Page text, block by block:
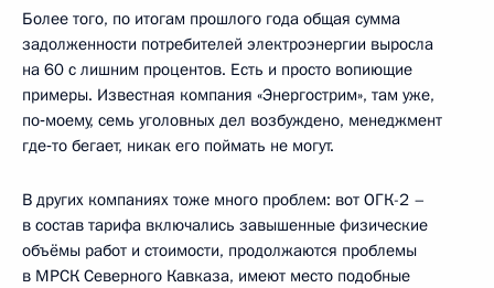
Более того, по итогам прошлого года общая сумма
задолженности потребителей электроэнергии выросла
на 60 с лишним процентов. Есть и просто вопиющие
примеры. Известная компания «Энергострим», там уже,
по‑моему, семь уголовных дел возбуждено, менеджмент
где‑то бегает, никак его поймать не могут.
В других компаниях тоже много проблем: вот ОГК-2 –
в состав тарифа включались завышенные физические
объёмы работ и стоимости, продолжаются проблемы
в МРСК Северного Кавказа, имеют место подобные